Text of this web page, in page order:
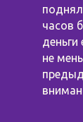
часов
не